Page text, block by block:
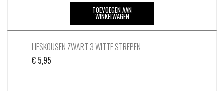
TOEVOEGEN AAN
WINKELWAGEN
LIESKOUSEN ZWART 3 WITTE STREPEN
€ 5,95